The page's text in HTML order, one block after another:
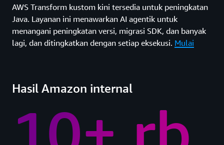
AWS Transform kustom kini tersedia untuk peningkatan
Java. Layanan ini menawarkan AI agentik untuk
menangani peningkatan versi, migrasi SDK, dan banyak
lagi, dan ditingkatkan dengan setiap eksekusi. Mulai
Hasil Amazon internal